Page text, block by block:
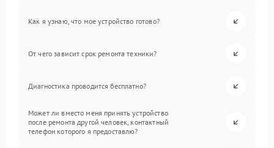
Как я узнаю, что мое устройство готово?
От чего зависит срок ремонта техники?
Диагностика проводится бесплатно?
Может ли вместо меня принять устройство
после ремонта другой человек, контактный
телефон которого я предоставлю?